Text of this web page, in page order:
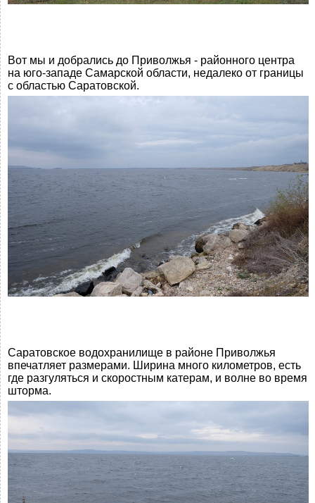
Вот мы и добрались до Приволжья - районного центра
на юго-западе Самарской области, недалеко от границы
с областью Саратовской.
Саратовское водохранилище в районе Приволжья
впечатляет размерами. Ширина много километров, есть
где разгуляться и скоростным катерам, и волне во время
шторма.